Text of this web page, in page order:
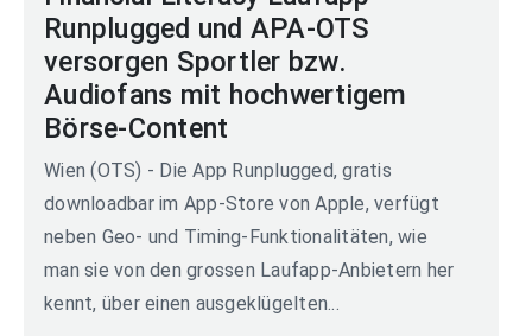
Runplugged und APA-OTS
versorgen Sportler bzw.
Audiofans mit hochwertigem
Börse-Content
Wien (OTS) - Die App Runplugged, gratis
downloadbar im App-Store von Apple, verfügt
neben Geo- und Timing-Funktionalitäten, wie
man sie von den grossen Laufapp-Anbietern her
kennt, über einen ausgeklügelten...